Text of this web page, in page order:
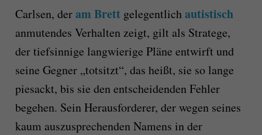
Carlsen, deram Brett gelegentlichautistisch
anmutendes Verhalten zeigt, gilt als Stratege,
der tiefsinnige langwierige Pläne entwirft und
seine Gegner „totsitzt“, das heißt, sie so lange
piesackt, bis sie den entscheidenden Fehler
begehen. Sein Herausforderer, der wegen seines
kaum auszusprechenden Namens in der